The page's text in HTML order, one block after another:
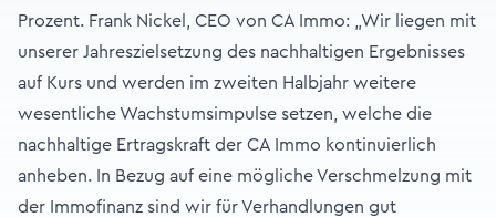
Prozent. Frank Nickel, CEO von CA Immo: „Wir liegen mit
unserer Jahreszielsetzung des nachhaltigen Ergebnisses
auf Kurs und werden im zweiten Halbjahr weitere
wesentliche Wachstumsimpulse setzen, welche die
nachhaltige Ertragskraft der CA Immo kontinuierlich
anheben. In Bezug auf eine mögliche Verschmelzung mit
der Immofinanz sind wir für Verhandlungen gut